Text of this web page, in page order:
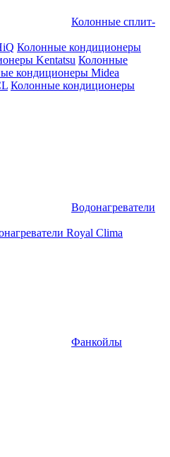
Колонные сплит-
Колонные кондиционеры
Kentatsu Колонные
кондиционеры Midea
Колонные кондиционеры
Водонагреватели
Royal Clima
Фанкойлы